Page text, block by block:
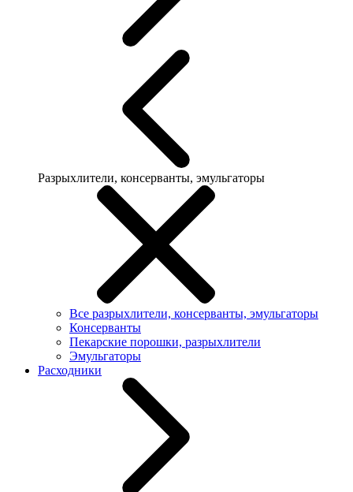
Разрыхлители, консерванты, эмульгаторы
Все разрыхлители, консерванты, эмульгаторы
Консерванты
Пекарские порошки, разрыхлители
Эмульгаторы
Расходники